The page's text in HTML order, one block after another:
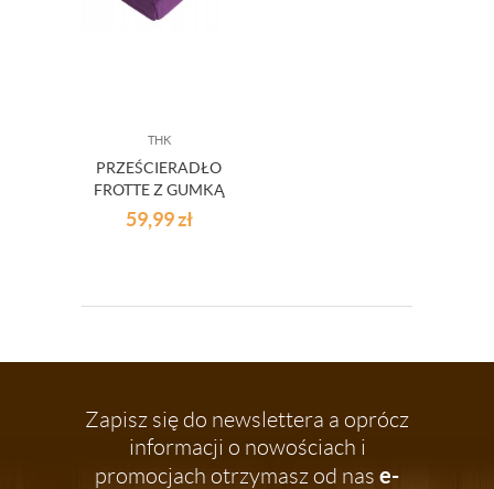
THK
PRZEŚCIERADŁO
FROTTE Z GUMKĄ
59,99zł
Zapisz się do newslettera a oprócz
informacji o nowościach i
promocjach otrzymasz od nas e-